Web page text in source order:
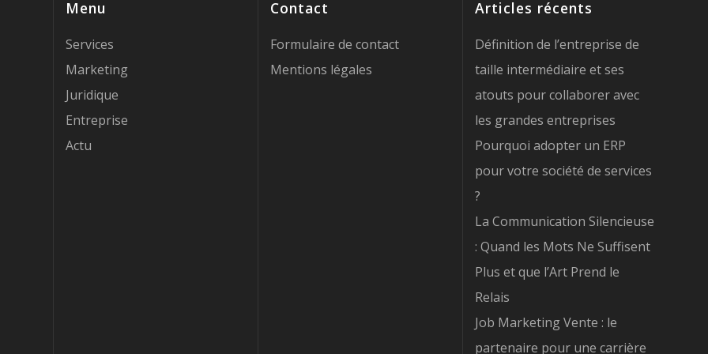
Menu
Services
Marketing
Juridique
Entreprise
Actu
Contact
Formulaire de contact
Mentions légales
Articles récents
Définition de l’entreprise de
taille intermédiaire et ses
atouts pour collaborer avec
les grandes entreprises
Pourquoi adopter un ERP
pour votre société de services
?
La Communication Silencieuse
: Quand les Mots Ne Suffisent
Plus et que l’Art Prend le
Relais
Job Marketing Vente : le
partenaire pour une carrière